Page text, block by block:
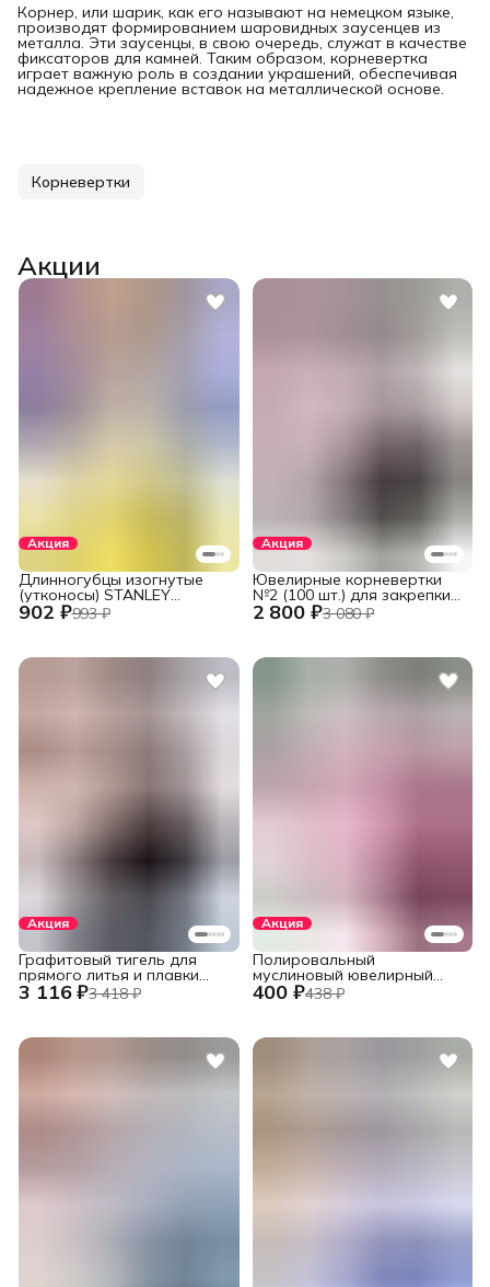
Корнер, или шарик, как его называют на немецком языке,
производят формированием шаровидных заусенцев из
металла. Эти заусенцы, в свою очередь, служат в качестве
фиксаторов для камней. Таким образом, корневертка
играет важную роль в создании украшений, обеспечивая
надежное крепление вставок на металлической основе.
Корневертки
Акции
Акция
902 ₽993 ₽
Длинногубцы изогнутые
(утконосы) STANLEY
DYNAGRIP STHT84071-8-23
Акция
2 800 ₽3 080 ₽
Ювелирные корневертки
№2 (100 шт.) для закрепки
вставок
Акция
3 116 ₽3 418 ₽
Графитовый тигель для
прямого литья и плавки
металлов в печах
установок INDUTHERM
V245/H120/78
Акция
400 ₽438 ₽
Полировальный
муслиновый ювелирный
круг фиолетовый 152 мм.,
60 слоев